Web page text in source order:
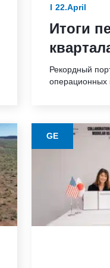
22.April
Итоги
Рекордный
операционных
Выручка
вырос на
прибыль — 1
США;
GE